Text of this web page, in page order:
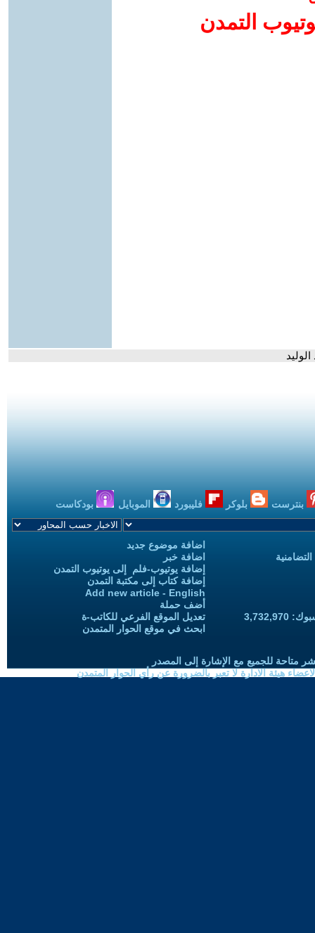
التمدن
بنترست بلوكر فليبورد الموبايل بودكاست
اضافة موضوع جديد
اضافة خبر
إضافة يوتيوب-فلم إلى يوتيوب التمدن
إضافة كتاب إلى مكتبة التمدن
Add new article - English
أضف حملة
تعديل الموقع الفرعي للكاتب-ة
ابحث في موقع الحوار المتمدن
متاحة للجميع مع الإشارة إلى المصدر
هيئة الادارة لا تعبر بالضرورة عن رأي الحوار المتمدن